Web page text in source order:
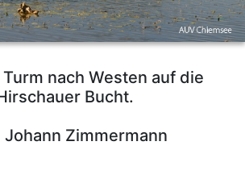
nach Westen auf die
Bucht.
Johann Zimmermann